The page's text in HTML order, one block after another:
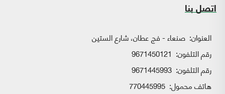
اتصل بنا
العنوان: صنعاء - فج عطان، شارع الستين
رقم التلفون: 9671450121
رقم التلفون: 9671445993
هاتف محمول: 770445995